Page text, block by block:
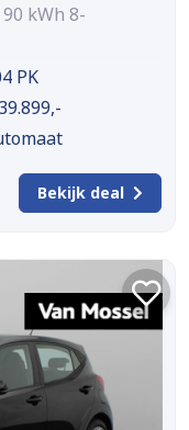
kWh 8-
PK
Bekijk deal